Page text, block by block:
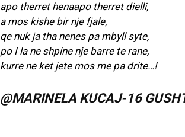
apo therret henaapo therret dielli,
a mos kishe bir nje fjale,
qe nuk ja tha nenes pa mbyll syte,
po I la ne shpine nje barre te rane,
kurre ne ket jete mos me pa drite…!
@MARINELA KUCAJ-16